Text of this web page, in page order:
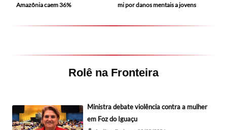
Amazônia caem 36%
mi por danos mentais a jovens
Rolê na Fronteira
Ministra debate violência contra a mulher
em Foz do Iguaçu